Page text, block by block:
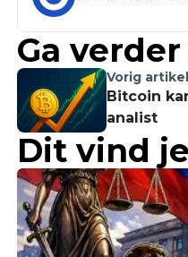
Ga
Vorig artikel
Bitcoin
analist
Dit vind